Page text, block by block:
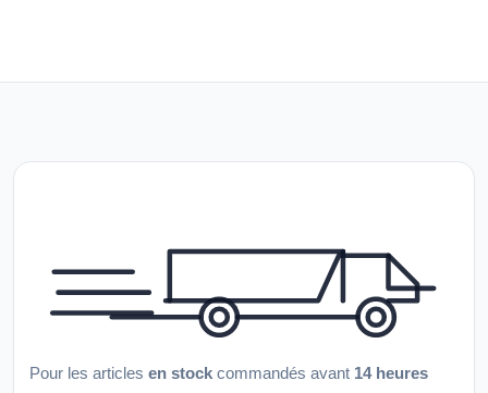
Pour les articles en stock commandés avant 14 heures